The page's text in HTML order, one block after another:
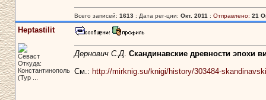
Всего записей: 1613: Дата рег-ции: Окт. 2011 : Отправлено: 21
Heptastilit
Севаст
Откуда:
Константинополь
(Тур ...
Дернович С.Д. Скандинавские древности эпохи
См.: http://mirknig.su/knigi/history/303484-